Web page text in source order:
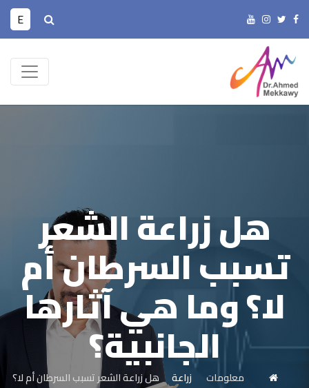
E
هل زراعة الشعر
تسبب السرطان أم
لا؟ وما هي آثارها
الجانبية؟
معلومات
زراعة
هل زراعة الشعر تسبب السرطان أم لا؟